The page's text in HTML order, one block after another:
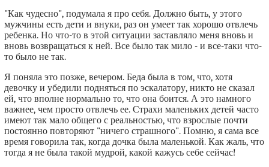
"Как чудесно", подумала я про себя. Должно быть, у этого
мужчины есть дети и внуки, раз он умеет так хорошо отвлечь
ребенка. Но что-то в этой ситуации заставляло меня вновь и
вновь возвращаться к ней. Все было так мило - и все-таки что-
то было не так.
Я поняла это позже, вечером. Беда была в том, что, хотя
девочку и убедили подняться по эскалатору, никто не сказал
ей, что вполне нормально то, что она боится. А это намного
важнее, чем просто отвлечь ее. Страхи маленьких детей часто
имеют так мало общего с реальностью, что взрослые почти
постоянно повторяют "ничего страшного". Помню, я сама все
время говорила так, когда дочка была маленькой. Как жаль, что
тогда я не была такой мудрой, какой кажусь себе сейчас!